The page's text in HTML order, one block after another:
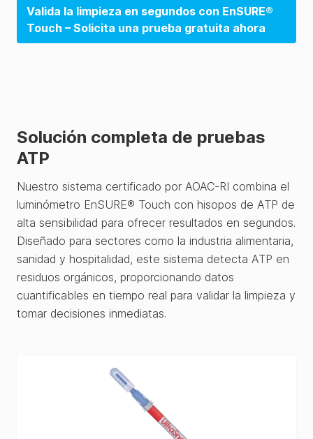
Valida la limpieza en segundos con EnSURE®
Touch – Solicita una prueba gratuita ahora
Solución completa de pruebas
ATP
Nuestro sistema certificado por AOAC-RI combina el
luminómetro EnSURE® Touch con hisopos de ATP de
alta sensibilidad para ofrecer resultados en segundos.
Diseñado para sectores como la industria alimentaria,
sanidad y hospitalidad, este sistema detecta ATP en
residuos orgánicos, proporcionando datos
cuantificables en tiempo real para validar la limpieza y
tomar decisiones inmediatas.